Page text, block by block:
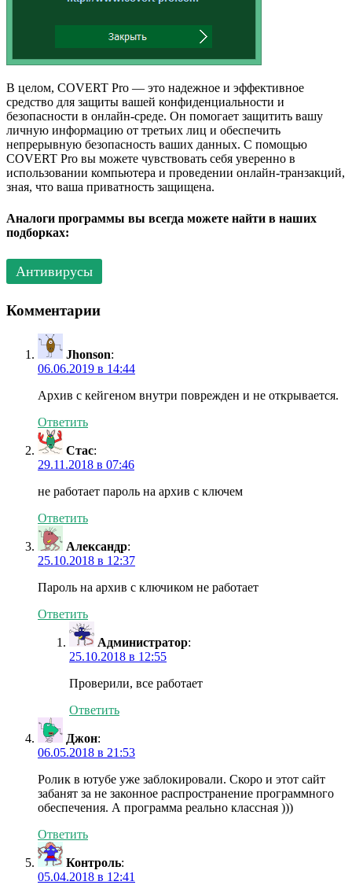
В целом, COVERT Pro — это надежное и эффективное
средство для защиты вашей конфиденциальности и
безопасности в онлайн-среде. Он помогает защитить вашу
личную информацию от третьих лиц и обеспечить
непрерывную безопасность ваших данных. С помощью
COVERT Pro вы можете чувствовать себя уверенно в
использовании компьютера и проведении онлайн-транзакций,
зная, что ваша приватность защищена.
Аналоги программы вы всегда можете найти в наших
подборках:
Антивирусы
Комментарии
Jhonson:
06.06.2019 в 14:44
Архив с кейгеном внутри поврежден и не открывается.
Ответить
Стас:
29.11.2018 в 07:46
не работает пароль на архив с ключем
Ответить
Александр:
25.10.2018 в 12:37
Пароль на архив с ключиком не работает
Ответить
Администратор:
25.10.2018 в 12:55
Проверили, все работает
Ответить
Джон:
06.05.2018 в 21:53
Ролик в ютубе уже заблокировали. Скоро и этот сайт
забанят за не законное распространение программного
обеспечения. А программа реально классная )))
Ответить
Контроль:
05.04.2018 в 12:41